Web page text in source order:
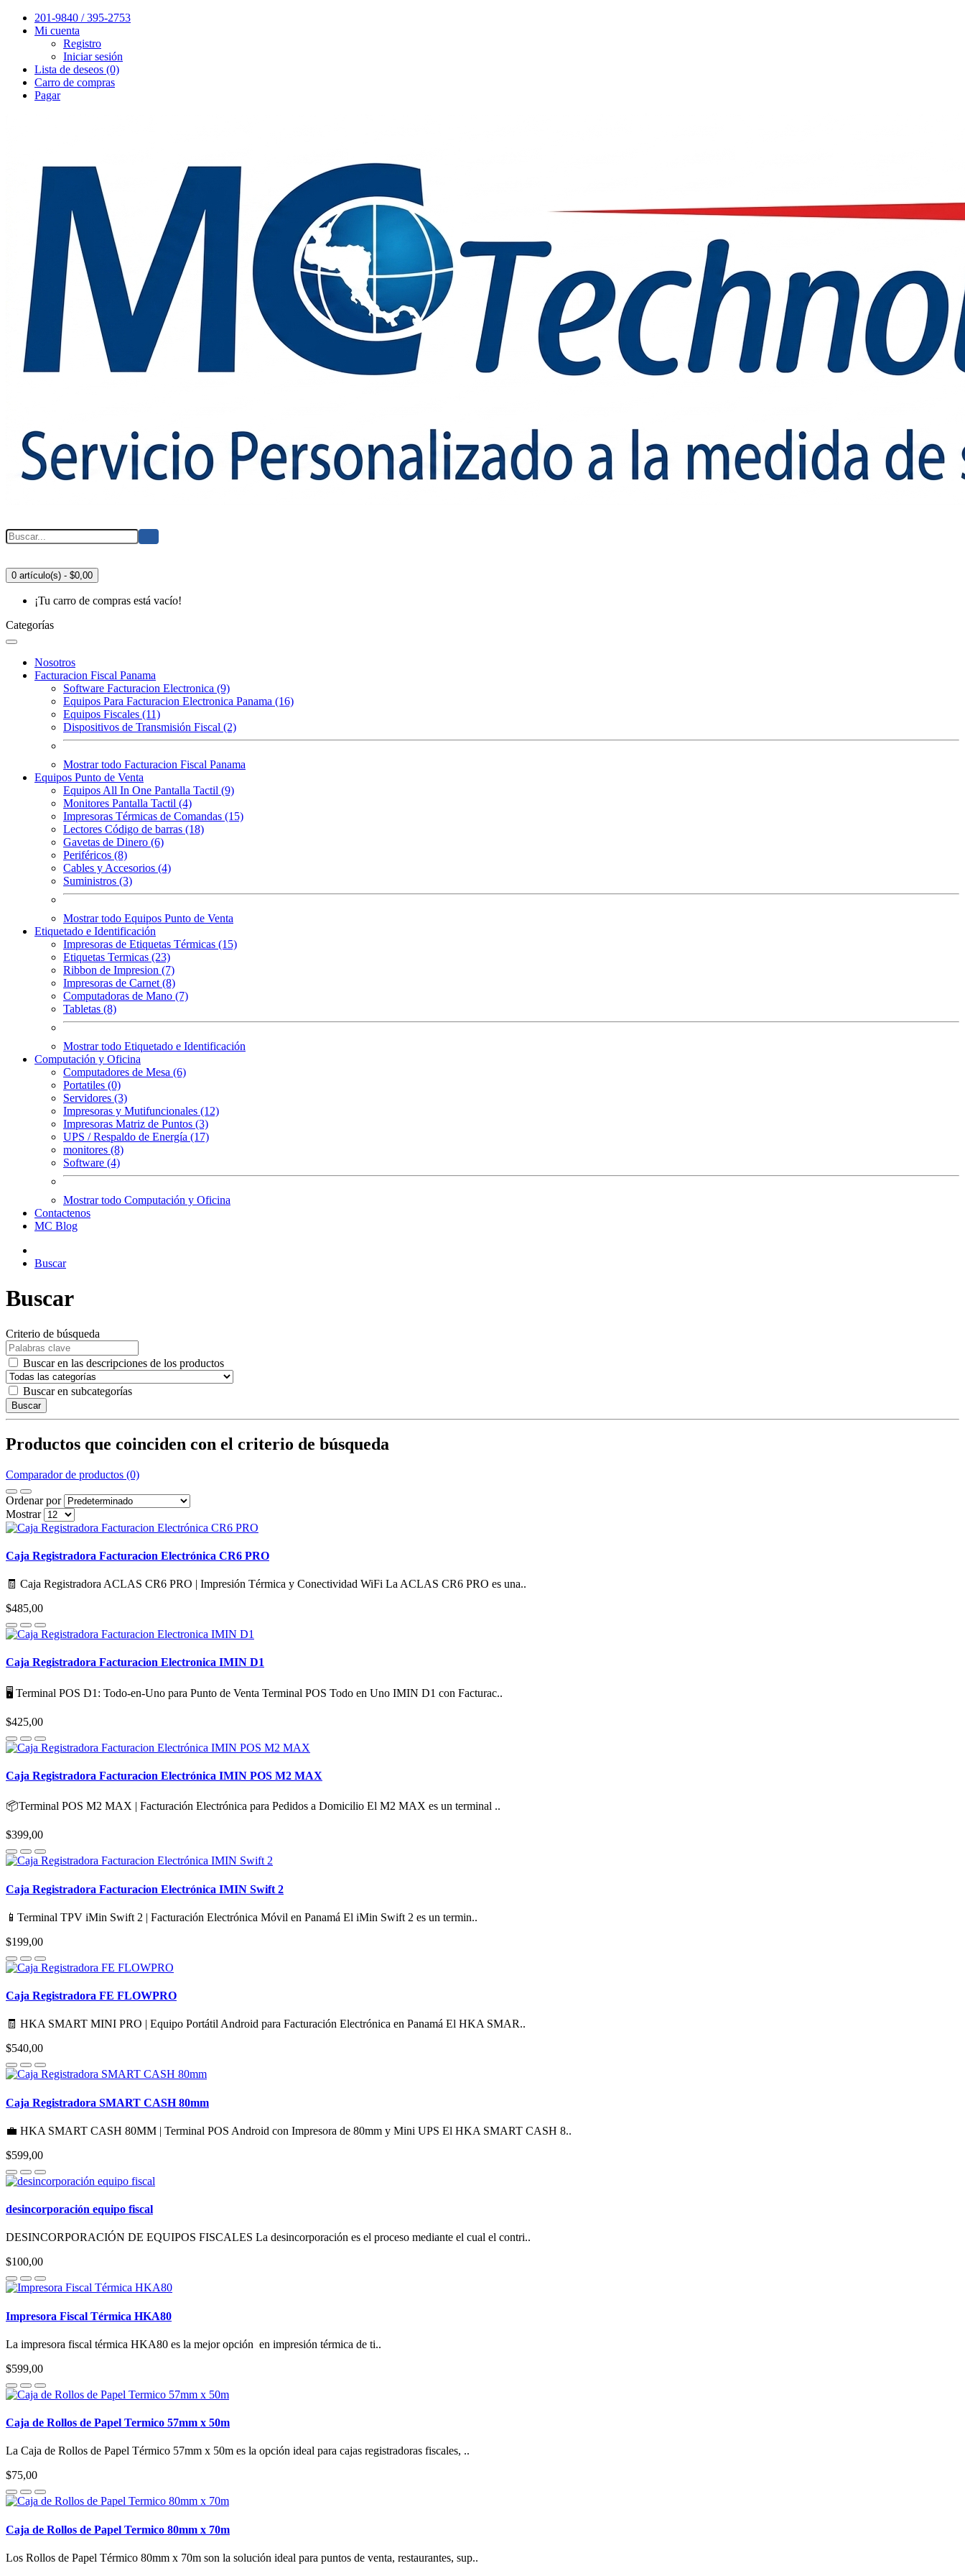
201-9840 / 395-2753
Mi cuenta
Registro
Iniciar sesión
Lista de deseos (0)
Carro de compras
Pagar
0 artículo(s) - $0,00
¡Tu carro de compras está vacío!
Categorías
Nosotros
Facturacion Fiscal Panama
Software Facturacion Electronica (9)
Equipos Para Facturacion Electronica Panama (16)
Equipos Fiscales (11)
Dispositivos de Transmisión Fiscal (2)
Mostrar todo Facturacion Fiscal Panama
Equipos Punto de Venta
Equipos All In One Pantalla Tactil (9)
Monitores Pantalla Tactil (4)
Impresoras Térmicas de Comandas (15)
Lectores Código de barras (18)
Gavetas de Dinero (6)
Periféricos (8)
Cables y Accesorios (4)
Suministros (3)
Mostrar todo Equipos Punto de Venta
Etiquetado e Identificación
Impresoras de Etiquetas Térmicas (15)
Etiquetas Termicas (23)
Ribbon de Impresion (7)
Impresoras de Carnet (8)
Computadoras de Mano (7)
Tabletas (8)
Mostrar todo Etiquetado e Identificación
Computación y Oficina
Computadores de Mesa (6)
Portatiles (0)
Servidores (3)
Impresoras y Mutifuncionales (12)
Impresoras Matriz de Puntos (3)
UPS / Respaldo de Energía (17)
monitores (8)
Software (4)
Mostrar todo Computación y Oficina
Contactenos
MC Blog
Buscar
Buscar
Criterio de búsqueda
Buscar en las descripciones de los productos
Buscar en subcategorías
Buscar
Productos que coinciden con el criterio de búsqueda
Comparador de productos (0)
Ordenar por
Mostrar
Caja Registradora Facturacion Electrónica CR6 PRO
🧾 Caja Registradora ACLAS CR6 PRO | Impresión Térmica y Conectividad WiFi La ACLAS CR6 PRO es una..
$485,00
Caja Registradora Facturacion Electronica IMIN D1
🖥️ Terminal POS D1: Todo-en-Uno para Punto de Venta Terminal POS Todo en Uno IMIN D1 con Facturac..
$425,00
Caja Registradora Facturacion Electrónica IMIN POS M2 MAX
📦Terminal POS M2 MAX | Facturación Electrónica para Pedidos a Domicilio El M2 MAX es un terminal ..
$399,00
Caja Registradora Facturacion Electrónica IMIN Swift 2
📱Terminal TPV iMin Swift 2 | Facturación Electrónica Móvil en Panamá El iMin Swift 2 es un termin..
$199,00
Caja Registradora FE FLOWPRO
🧾 HKA SMART MINI PRO | Equipo Portátil Android para Facturación Electrónica en Panamá El HKA SMAR..
$540,00
Caja Registradora SMART CASH 80mm
💼 HKA SMART CASH 80MM | Terminal POS Android con Impresora de 80mm y Mini UPS El HKA SMART CASH 8..
$599,00
desincorporación equipo fiscal
DESINCORPORACIÓN DE EQUIPOS FISCALES La desincorporación es el proceso mediante el cual el contri..
$100,00
Impresora Fiscal Térmica HKA80
La impresora fiscal térmica HKA80 es la mejor opción en impresión térmica de ti..
$599,00
Caja de Rollos de Papel Termico 57mm x 50m
La Caja de Rollos de Papel Térmico 57mm x 50m es la opción ideal para cajas registradoras fiscales, ..
$75,00
Caja de Rollos de Papel Termico 80mm x 70m
Los Rollos de Papel Térmico 80mm x 70m son la solución ideal para puntos de venta, restaurantes, sup..